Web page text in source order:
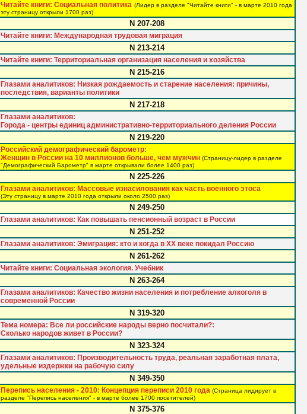
Читайте книги: Социальная политика (Лидер в разделе "Читайте книги" - в марте 2010 года
эту страницу открыли 1700 раз)
N 207-208
Читайте книги: Международная трудовая миграция
N 213-214
Читайте книги: Территориальная организация населения и хозяйства
N 215-216
Глазами аналитиков: Низкая рождаемость и старение населения: причины,
последствия, варианты политики
N 217-218
Глазами аналитиков:
Города - центры единиц административно-территориального деления России
N 219-220
Российский демографический барометр:
Женщин в России на 10 миллионов больше, чем мужчин (Страницу-лидер в разделе
"Демографический Барометр" в марте открывали более 1400 раз)
N 225-226
Глазами аналитиков: Массовые изнасилования как часть военного этоса
(Эту страницу в марте 2010 года открыли около 2500 раз)
N 249-250
Глазами аналитиков: Как повышать пенсионный возраст в России
N 251-252
Глазами аналитиков: Эмиграция: кто и когда в XX веке покидал Россию
N 261-262
Читайте книги: Социальная экология. Учебник
N 263-264
Глазами аналитиков: Качество жизни населения и потребление алкоголя в
современной России
N 319-320
Тема номера: Все ли российские народы верно посчитали?:
Сколько народов живет в России?
N 323-324
Глазами аналитиков: Производительность труда, реальная заработная плата,
удельные издержки на рабочую силу
N 349-350
Перепись населения - 2010: Концепция переписи 2010 года (Страница лидирует в
разделе "Перепись населения" - в марте более 1700 посетителей)
N 375-376